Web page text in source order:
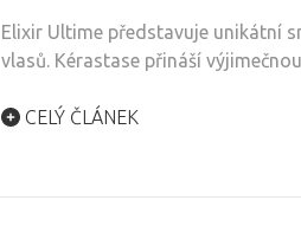
Elixir Ultime představuje unikátní
vlasů. Kérastase přináší
CELÝ ČLÁNEK